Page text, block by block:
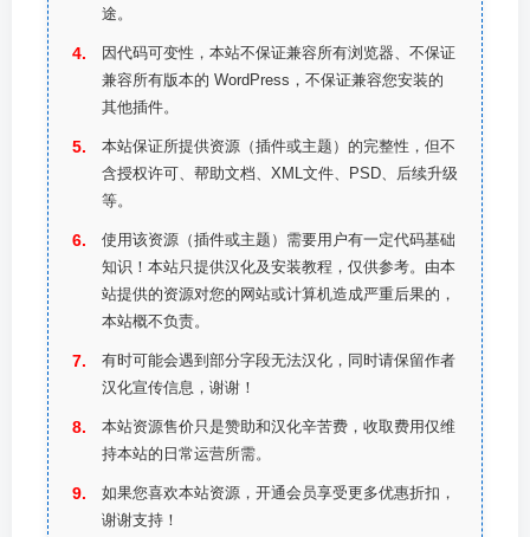
途。
因代码可变性，本站不保证兼容所有浏览器、不保证
兼容所有版本的 WordPress，不保证兼容您安装的
其他插件。
本站保证所提供资源（插件或主题）的完整性，但不
含授权许可、帮助文档、XML文件、PSD、后续升级
等。
使用该资源（插件或主题）需要用户有一定代码基础
知识！本站只提供汉化及安装教程，仅供参考。由本
站提供的资源对您的网站或计算机造成严重后果的，
本站概不负责。
有时可能会遇到部分字段无法汉化，同时请保留作者
汉化宣传信息，谢谢！
本站资源售价只是赞助和汉化辛苦费，收取费用仅维
持本站的日常运营所需。
如果您喜欢本站资源，开通会员享受更多优惠折扣，
谢谢支持！